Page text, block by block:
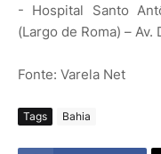
- Hospital Santo
(Largo de Roma) –
Fonte: Varela Net
Tags Bahia